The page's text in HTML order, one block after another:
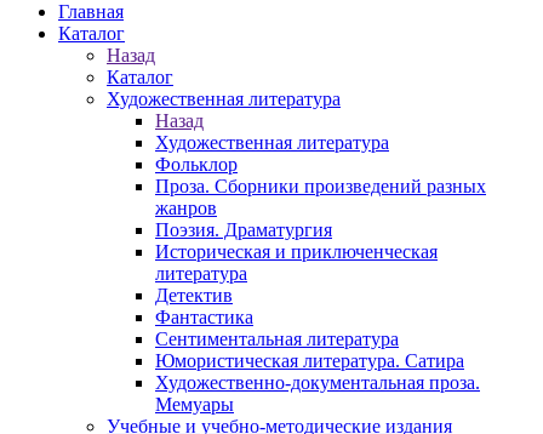
Главная
Каталог
Назад
Каталог
Художественная литература
Назад
Художественная литература
Фольклор
Проза. Сборники произведений разных
жанров
Поэзия. Драматургия
Историческая и приключенческая
литература
Детектив
Фантастика
Сентиментальная литература
Юмористическая литература. Сатира
Художественно-документальная проза.
Мемуары
Учебные и учебно-методические издания